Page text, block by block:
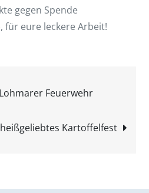
gegen Spende
für eure leckere Arbeit!
Feuerwehr
Kartoffelfest